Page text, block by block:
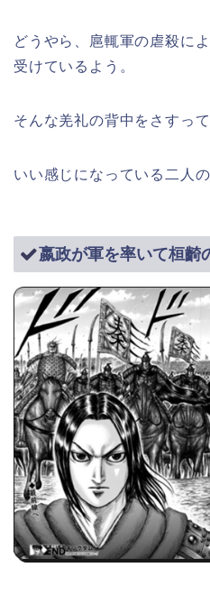
どうやら、扈輒軍の虐殺に
受けているよう。
そんな羌礼の背中をさすっ
いい感じになっている二人の
嬴政が軍を率いて桓齮